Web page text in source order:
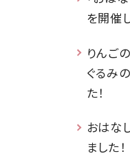
を開催
りんご
ぐるみ
た！
おはな
ました！